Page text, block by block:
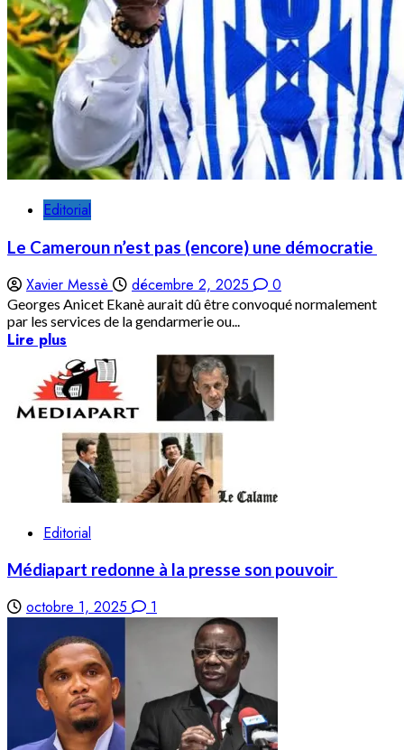
Editorial
Le Cameroun n’est pas (encore) une démocratie
Xavier Messè décembre 2, 2025 0
Georges Anicet Ekanè aurait dû être convoqué normalement
par les services de la gendarmerie ou...
Lire plus
Editorial
Médiapart redonne à la presse son pouvoir
octobre 1, 2025 1